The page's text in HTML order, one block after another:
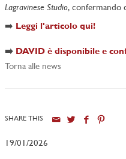
Lagravinese Studio, confermando
➡️ Leggi l'articolo qui!
➡️ DAVID è disponibile e
Torna alle news
SHARE THIS
19/01/2026